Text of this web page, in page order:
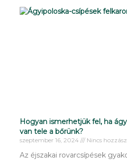
Hogyan ismerhetjük fel, ha
van tele a bőrünk?
szeptember 16, 2024 Nincs
Az éjszakai rovarcsípések